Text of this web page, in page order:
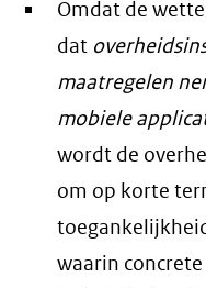
Omdat de
dat
maatregelen
mobiele
wordt de
om op korte
waarin